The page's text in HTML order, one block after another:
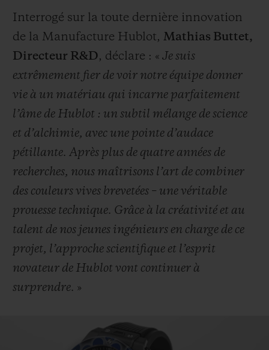
Interrogé sur la toute dernière innovation
de la Manufacture Hublot, Mathias Buttet,
Directeur R&D, déclare : « Je suis
extrêmement fier de voir notre équipe donner
vie à un matériau qui incarne parfaitement
l’âme de Hublot : un subtil mélange de science
et d’alchimie, avec une pointe d’audace
pétillante. Après plus de quatre années de
recherches, nous maîtrisons l’art de combiner
des couleurs vives brevetées – une véritable
prouesse technique. Grâce à la créativité et au
talent de nos jeunes ingénieurs en charge de ce
projet, l’approche scientifique et l’esprit
novateur de Hublot vont continuer à
surprendre. »